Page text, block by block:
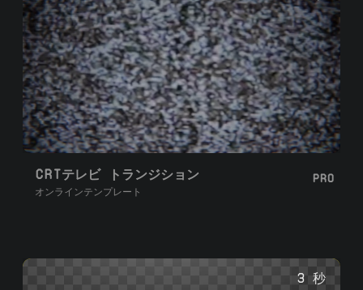
CRTテレビ トランジション
オンラインテンプレート
PRO
3 秒